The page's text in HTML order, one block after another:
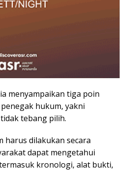
menyampaikan tiga poin
hukum, yakni
tebang pilih.
harus dilakukan secara
dapat mengetahui
kronologi, alat bukti,